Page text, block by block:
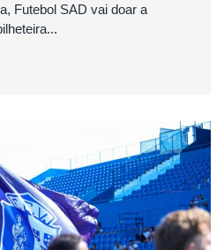
Futebol SAD vai doar a